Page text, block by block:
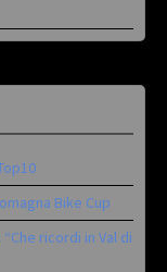
Bike Cup
ricordi in Val di